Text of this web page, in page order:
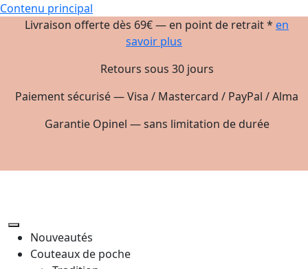
Contenu principal
Livraison offerte dès 69€ — en point de retrait * en
savoir plus
Retours sous 30 jours
Paiement sécurisé — Visa / Mastercard / PayPal / Alma
Garantie Opinel — sans limitation de durée
Nouveautés
Couteaux de poche